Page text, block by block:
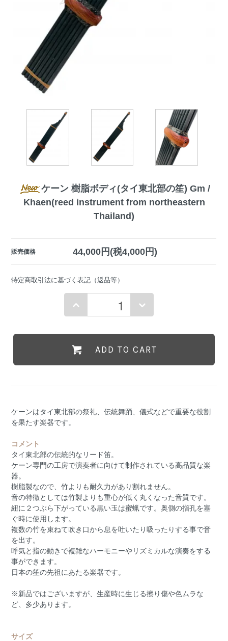
ケーン 樹脂ボディ(タイ東北部の笙) Gm /
Khaen(reed instrument from northeastern
Thailand)
販売価格 44,000円(税4,000円)
特定商取引法に基づく表記（返品等）
ADD TO CART
ケーンはタイ東北部の祭礼、伝統舞踊、儀式などで重要な役割
を果たす楽器です。
コメント
タイ東北部の伝統的なリード笛。
ケーン専門の工房で演奏者に向けて制作されている高品質な楽
器。
樹脂製なので、竹よりも耐久力があり割れません。
音の特徴としては竹製よりも重心が低く丸くなった音質です。
紐に２つぶら下がっている黒い玉は蜜蝋です。奥側の指孔を塞
ぐ時に使用します。
複数の竹を束ねて吹き口から息を吐いたり吸ったりする事で音
を出す。
呼気と指の動きで複雑なハーモニーやリズミカルな演奏をする
事ができます。
日本の笙の先祖にあたる楽器です。
※新品ではございますが、生産時に生じる擦り傷や色ムラな
ど、多少あります。
サイズ